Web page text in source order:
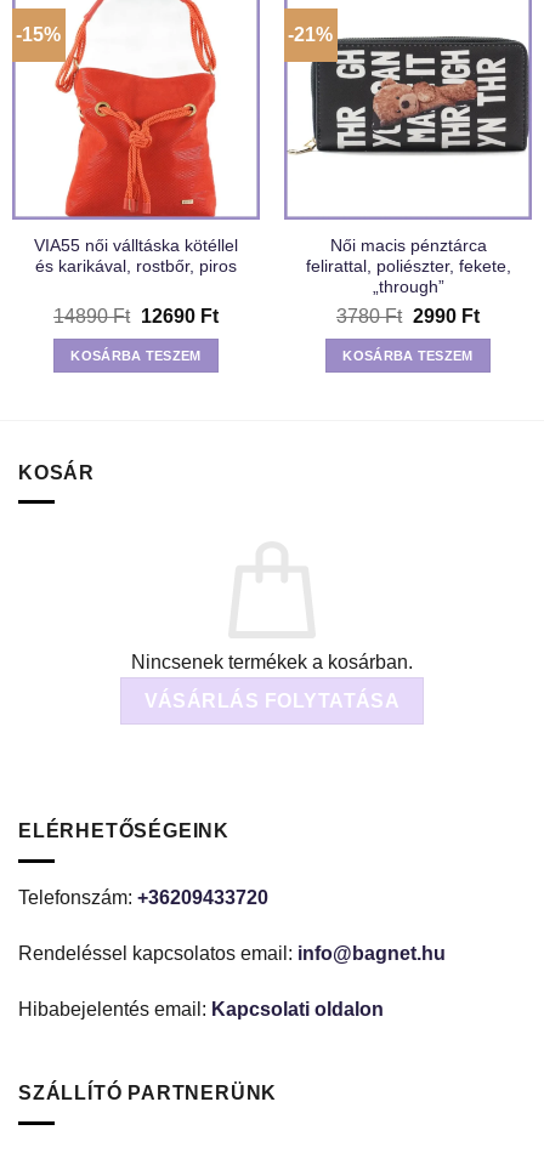
-15%
VIA55 női válltáska kötéllel
és karikával, rostbőr, piros
14890Ft Original
price
was:
14890 Ft.
12690 FtCurrent
price
12690 Ft.
KOSÁRBA TESZEM
-21%
Női macis pénztárca
felirattal, poliészter, fekete,
„through”
3780Ft Original
price
was:
3780 Ft.
2990 FtCurrent
price
2990
KOSÁRBA TESZEM
KOSÁR
Nincsenek termékek a kosárban.
VÁSÁRLÁS FOLYTATÁSA
ELÉRHETŐSÉGEINK
Telefonszám: +36209433720
Rendeléssel kapcsolatos email: info@bagnet.hu
Hibabejelentés email: Kapcsolati oldalon
SZÁLLÍTÓ PARTNERÜNK